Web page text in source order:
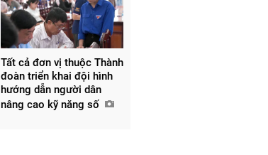
Tất cả đơn vị thuộc Thành
đoàn triển khai đội hình
hướng dẫn người dân
nâng cao kỹ năng số